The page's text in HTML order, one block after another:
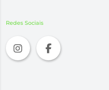
Redes Sociais